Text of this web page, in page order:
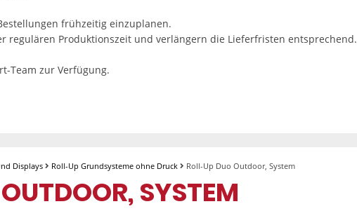
frühzeitig einzuplanen.
regulären Produktionszeit und verlängern die Lieferfristen entsprechend.
Team zur Verfügung.
Displays Roll-Up Grundsysteme ohne Druck Roll-Up Duo Outdoor, System
SYSTEM